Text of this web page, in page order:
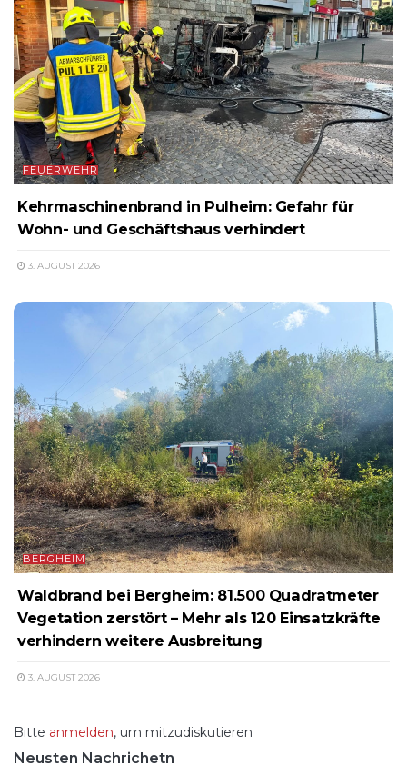
FEUERWEHR
Kehrmaschinenbrand in Pulheim: Gefahr für
Wohn- und Geschäftshaus verhindert
3. AUGUST 2026
BERGHEIM
Waldbrand bei Bergheim: 81.500 Quadratmeter
Vegetation zerstört – Mehr als 120 Einsatzkräfte
verhindern weitere Ausbreitung
3. AUGUST 2026
Bitte anmelden, um mitzudiskutieren
Neusten Nachrichetn